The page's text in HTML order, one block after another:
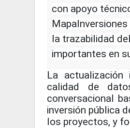
con apoyo
la trazabilidad
importantes en
La actualización
calidad de
conversacional
inversión pública
los proyectos, y